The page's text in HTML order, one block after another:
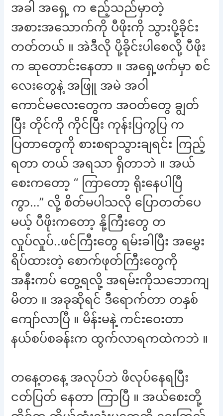
အခါ အရှေ့ က ဧည့်သည်မှာတဲ့
အစားအသောက်ကို ပီဖိုးကို သွားပို့ခိုင်း
တတ်တယ် ။ အဲဒီလို ပို့ခိုင်းပါစေလို့ ပီဖိုး
က ဆုတောင်းနေတာ ။ အရှေ့ဖက်မှာ စင်
လေးတွေနဲ့ အဖြူ အမဲ အဝါ
ကောင်မလေးတွေက အဝတ်တွေ ချွတ်
ပြီး တိုင်ကို ကိုင်ပြီး ကုန်းပြကွပြ က
ပြတာတွေကို စားစရာသွားချရင်း ကြည့်
ရတာ တယ် အရသာ ရှိတာဘဲ ။ အယ်
စေးကတော့ “ ကြာတော့ ရိုးနေပါပြီ
ကွာ…” လို့ စိတ်မပါသလို ပြောတတ်ပေ
မယ့် ပီဖိုးကတော့ နို့ကြီးတွေ တ
လှုပ်လှုပ်..ဖင်ကြီးတွေ ရမ်းခါပြီး အမွှေး
ရိပ်ထားတဲ့ စောက်ဖုတ်ကြီးတွေကို
အနီးကပ် တွေ့ရလို့ အရမ်းကိုသဘောကျ
မိတာ ။ အခုဆိုရင် ဒီရောက်တာ တနှစ်
ကျော်လာပြီ ။ မိန်းမနဲ့ ကင်းဝေးတာ
နယ်စပ်စခန်းက ထွက်လာရကထဲကဘဲ ။
တနေ့တနေ့ အလုပ်ဘဲ ဖိလုပ်နေရပြီး
ငတ်ပြတ် နေတာ ကြာပြီ ။ အယ်စေးတို့